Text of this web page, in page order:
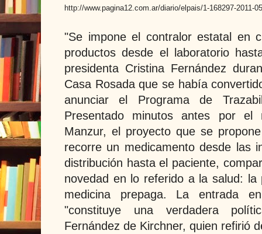
http://www.pagina12.com.ar/diario/elpais/1-168297-2011-
"Se impone el contralor estatal en
productos desde el laboratorio
presidenta Cristina Fernández
Casa Rosada que se había
anunciar el Programa de
Presentado minutos antes por el
Manzur, el proyecto que se
recorre un medicamento desde las
distribución hasta el paciente,
novedad en lo referido a la salud:
medicina prepaga. La entrada
"constituye una verdadera
Fernández de Kirchner, quien refirió